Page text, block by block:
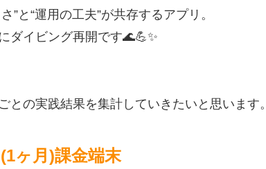
”と“運用の工夫”が共存するアプリ。
ダイビング再開です🌊💪✨
との実践結果を集計していきたいと思います。
ヶ月)課金端末